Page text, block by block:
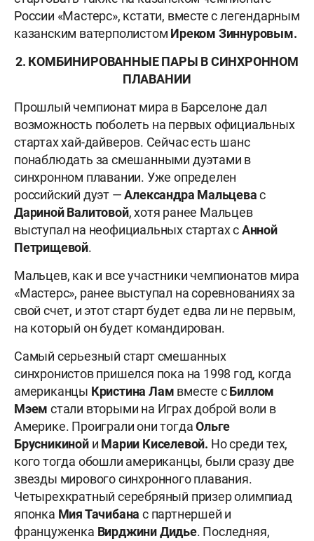
России «Мастерс», кстати, вместе с легендарным
казанским ватерполистом Иреком Зиннуровым.
2. КОМБИНИРОВАННЫЕ ПАРЫ В СИНХРОННОМ
ПЛАВАНИИ
Прошлый чемпионат мира в Барселоне дал
возможность поболеть на первых официальных
стартах хай-дайверов. Сейчас есть шанс
понаблюдать за смешанными дуэтами в
синхронном плавании. Уже определен
российский дуэт —Александра Мальцевас
Дариной Валитовой, хотя ранее Мальцев
выступал на неофициальных стартах сАнной
Петрищевой.
Мальцев, как и все участники чемпионатов мира
«Мастерс», ранее выступал на соревнованиях за
свой счет, и этот старт будет едва ли не первым,
на который он будет командирован.
Самый серьезный старт смешанных
синхронистов пришелся пока на 1998 год, когда
американцы Кристина Лам вместе сБиллом
Мэем стали вторыми на Играх доброй воли в
Америке. Проиграли они тогдаОльге
Брусникинойи Марии Киселевой. Но среди тех,
кого тогда обошли американцы, были сразу две
звезды мирового синхронного плавания.
Четырехкратный серебряный призер олимпиад
японка Мия Тачибана с партнершей и
француженка Вирджини Дидье. Последняя,